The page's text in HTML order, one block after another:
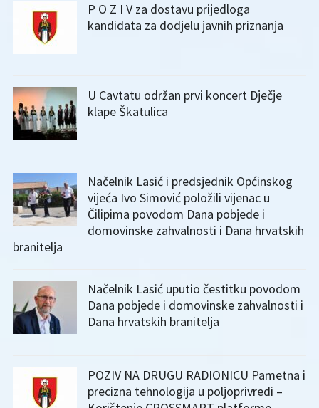
P O Z I V za dostavu prijedloga
kandidata za dodjelu javnih priznanja
U Cavtatu održan prvi koncert Dječje
klape Škatulica
Načelnik Lasić i predsjednik Općinskog
vijeća Ivo Simović položili vijenac u
Čilipima povodom Dana pobjede i
domovinske zahvalnosti i Dana hrvatskih
branitelja
Načelnik Lasić uputio čestitku povodom
Dana pobjede i domovinske zahvalnosti i
Dana hrvatskih branitelja
POZIV NA DRUGU RADIONICU Pametna i
precizna tehnologija u poljoprivredi –